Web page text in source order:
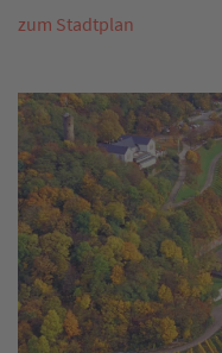
zum Stadtplan